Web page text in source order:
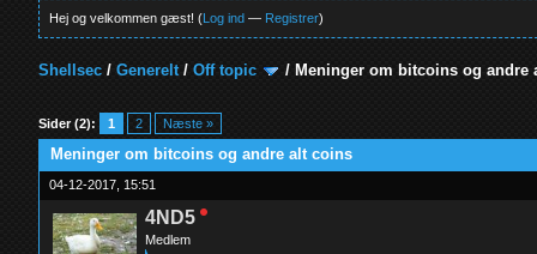
Hej og velkommen gæst! (Log ind — Registrer)
Shellsec /Generelt/Off topic / Meninger om bitcoins og andre
Sider (2): 1 2 Næste »
Meninger om bitcoins og andre alt coins
04-12-2017, 15:51
4ND5
Medlem